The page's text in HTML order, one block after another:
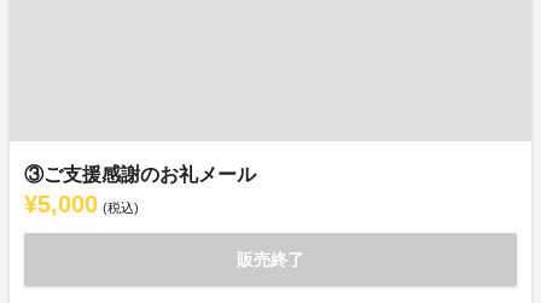
③ご支援感謝のお礼メール
¥5,000 (税込)
販売終了